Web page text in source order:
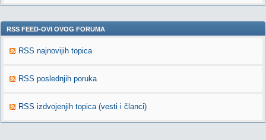
RSS FEED-OVI OVOG FORUMA
RSS najnovijih topica
RSS poslednjih poruka
RSS izdvojenjih topica (vesti i članci)